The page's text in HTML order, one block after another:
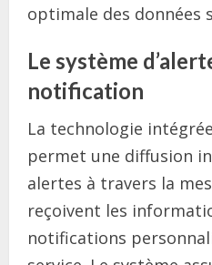
optimale des données
Le système
notification
La technologie
permet une diffusion
alertes à travers la
reçoivent les
notifications